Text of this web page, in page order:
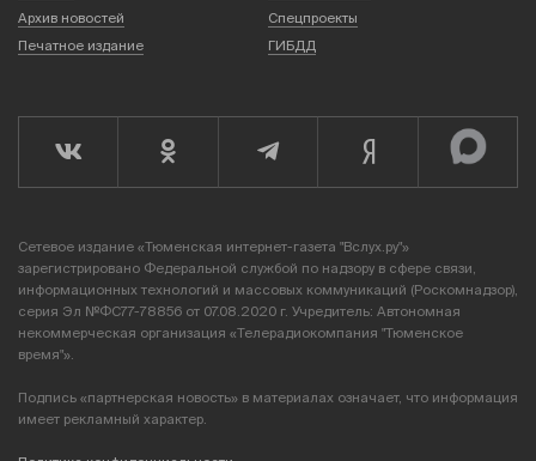
Архив новостей
Спецпроекты
Печатное издание
ГИБДД
Сетевое издание «Тюменская интернет-газета "Вслух.ру"»
зарегистрировано Федеральной службой по надзору в сфере связи,
информационных технологий и массовых коммуникаций (Роскомнадзор),
серия Эл №ФС77-78856 от 07.08.2020 г. Учредитель: Автономная
некоммерческая организация «Телерадиокомпания "Тюменское
время"».
Подпись «партнерская новость» в материалах означает, что информация
имеет рекламный характер.